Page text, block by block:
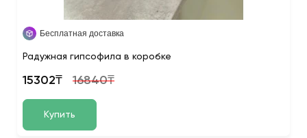
Бесплатная доставка
Радужная гипсофила в коробке
15302₸ 16840₸
Купить